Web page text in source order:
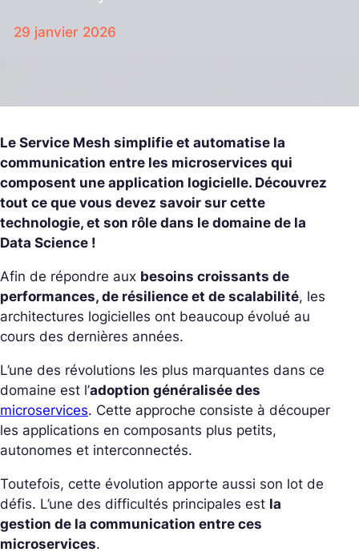
29 janvier 2026
Le Service Mesh simplifie et automatise la
communication entre les microservices qui
composent une application logicielle. Découvrez
tout ce que vous devez savoir sur cette
technologie, et son rôle dans le domaine de la
Data Science !
Afin de répondre aux besoins croissants de
performances, de résilience et de scalabilité, les
architectures logicielles ont beaucoup évolué au
cours des dernières années.
L’une des révolutions les plus marquantes dans ce
domaine est l’adoption généralisée des
microservices. Cette approche consiste à découper
les applications en composants plus petits,
autonomes et interconnectés.
Toutefois, cette évolution apporte aussi son lot de
défis. L’une des difficultés principales est la
gestion de la communication entre ces
microservices.